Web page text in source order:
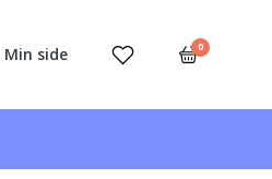
Min side 0